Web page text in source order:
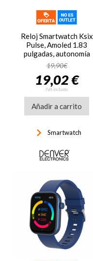
Reloj Smartwatch Ksix
Pulse, Amoled 1.83
pulgadas, autonomía
hasta 7 días, resistencia
IP68, monitoreo Salud,
notificaciones, llamadas,
modo deporte, correa
silicona, alarma, tiempo,
calendario, beige
19,90€
19,02 €
IVA incluido
Añadir a carrito
keyboard_arrow_right Smartwatch